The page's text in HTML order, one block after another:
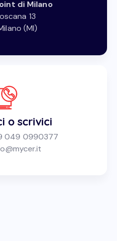
di Milano
13
(MI)
o scrivici
049 0990377